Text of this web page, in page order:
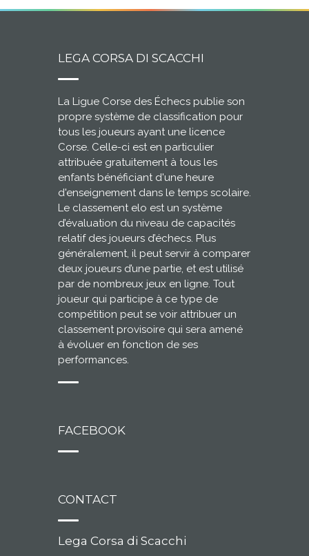
LEGA CORSA DI SCACCHI
La Ligue Corse des Échecs publie son
propre système de classification pour
tous les joueurs ayant une licence
Corse. Celle-ci est en particulier
attribuée gratuitement à tous les
enfants bénéficiant d'une heure
d'enseignement dans le temps scolaire.
Le classement elo est un système
d’évaluation du niveau de capacités
relatif des joueurs d’échecs. Plus
généralement, il peut servir à comparer
deux joueurs d’une partie, et est utilisé
par de nombreux jeux en ligne. Tout
joueur qui participe à ce type de
compétition peut se voir attribuer un
classement provisoire qui sera amené
à évoluer en fonction de ses
performances.
FACEBOOK
CONTACT
Lega Corsa di Scacchi